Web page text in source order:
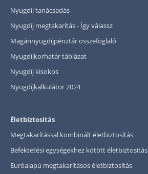
Nyugdíj tanácsadás
Nyugdíj megtakarítás - Így válassz
Magánnyugdíjpénztár összefoglaló
Nyugdíjkorhatár táblázat
Nyugdíj kisokos
Nyugdíjkalkulátor 2024
Életbiztosítás
Megtakarítással kombinált életbiztosítás
Befektetési egységekhez kötött életbiztosítás
Euróalapú megtakarításos életbiztosítás